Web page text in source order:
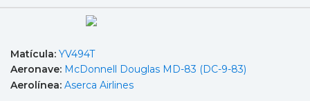
Matícula: YV494T
Aeronave: McDonnell Douglas MD-83 (DC-9-83)
Aerolínea: Aserca Airlines